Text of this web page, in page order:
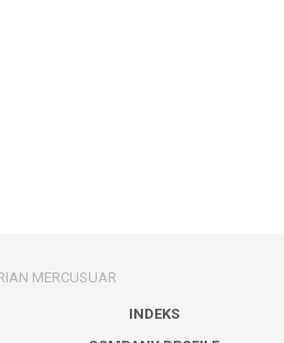
INDEKS